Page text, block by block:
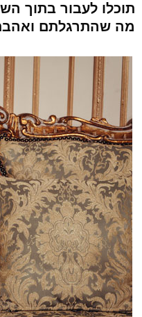
תוכלו לעבור בתוך
מה שהתרגלתם